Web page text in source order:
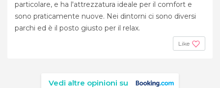
particolare, e ha l'attrezzatura ideale per il comfort e
sono praticamente nuove. Nei dintorni ci sono diversi
parchi ed è il posto giusto per il relax.
Like
Vedi altre opinioni su